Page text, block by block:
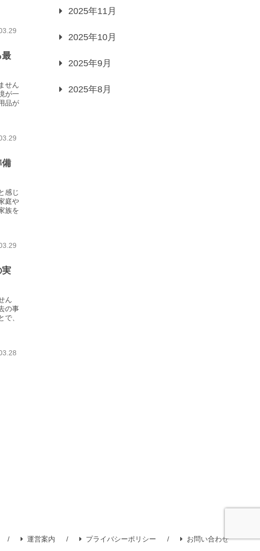
最
せん
が一
品が
備
感じ
庭や
族を
実
ん
の事
、
2025年11月
2025年10月
2025年9月
2025年8月
運営案内 プライバシーポリシー お問い合わせ